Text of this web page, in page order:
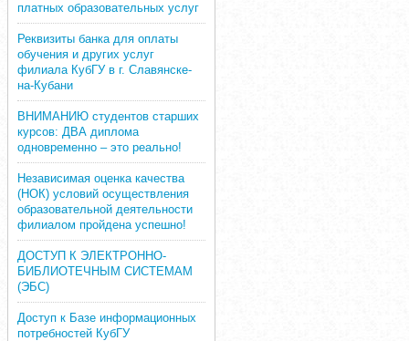
платных образовательных услуг
Реквизиты банка для оплаты
обучения и других услуг
филиала КубГУ в г. Славянске-
на-Кубани
ВНИМАНИЮ студентов старших
курсов: ДВА диплома
одновременно – это реально!
Независимая оценка качества
(НОК) условий осуществления
образовательной деятельности
филиалом пройдена успешно!
ДОСТУП К ЭЛЕКТРОННО-
БИБЛИОТЕЧНЫМ СИСТЕМАМ
(ЭБС)
Доступ к Базе информационных
потребностей КубГУ